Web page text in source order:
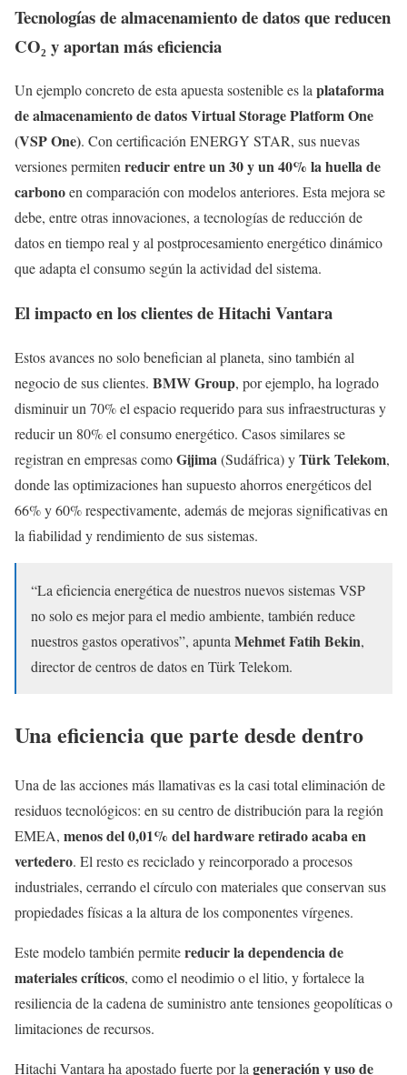
Tecnologías de almacenamiento de datos que reducen
CO₂ y aportan más eficiencia
Un ejemplo concreto de esta apuesta sostenible es laplataforma
de almacenamiento de datos Virtual Storage Platform One
(VSP One). Con certificación ENERGY STAR, sus nuevas
versiones permitenreducir entre un 30 y un 40% la huella de
carbonoen comparación con modelos anteriores. Esta mejora se
debe, entre otras innovaciones, a tecnologías de reducción de
datos en tiempo real y al postprocesamiento energético dinámico
que adapta el consumo según la actividad del sistema.
El impacto en los clientes de Hitachi Vantara
Estos avances no solo benefician al planeta, sino también al
negocio de sus clientes. BMW Group, por ejemplo, ha logrado
disminuir un 70% el espacio requerido para sus infraestructuras y
reducir un 80% el consumo energético. Casos similares se
registran en empresas comoGijima(Sudáfrica) yTürk Telekom,
donde las optimizaciones han supuesto ahorros energéticos del
66% y 60% respectivamente, además de mejoras significativas en
la fiabilidad y rendimiento de sus sistemas.
“La eficiencia energética de nuestros nuevos sistemas VSP
no solo es mejor para el medio ambiente, también reduce
nuestros gastos operativos”, apunta Mehmet Fatih Bekin,
director de centros de datos en Türk Telekom.
Una eficiencia que parte desde dentro
Una de las acciones más llamativas es la casi total eliminación de
residuos tecnológicos: en su centro de distribución para la región
EMEA, menos del 0,01% del hardware retirado acaba en
vertedero. El resto es reciclado y reincorporado a procesos
industriales, cerrando el círculo con materiales que conservan sus
propiedades físicas a la altura de los componentes vírgenes.
Este modelo también permitereducir la dependencia de
materiales críticos, como el neodimio o el litio, y fortalece la
resiliencia de la cadena de suministro ante tensiones geopolíticas o
limitaciones de recursos.
Hitachi Vantara ha apostado fuerte por la generación y uso de